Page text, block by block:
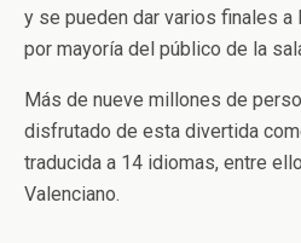
y se pueden dar varios finales a
por mayoría del público de la
Más de nueve millones de
disfrutado de esta divertida
traducida a 14 idiomas, entre
Valenciano.